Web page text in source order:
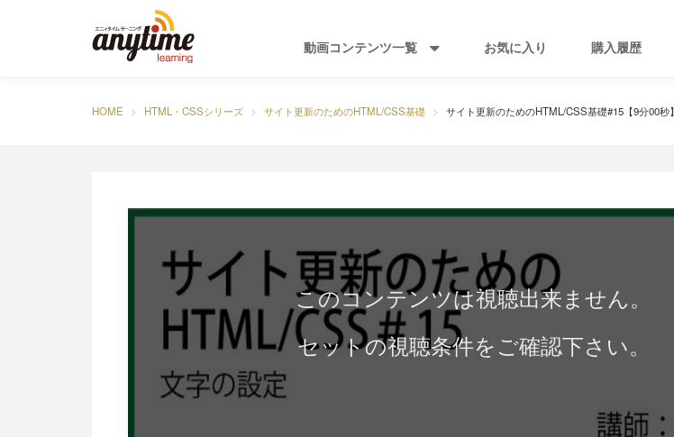
動画コンテンツ一覧 お気に入り 購入履歴
HOME HTML・CSSシリーズ サイト更新のためのHTML/CSS基礎 サイト更新のためのHTML/CSS基礎#15【9分00秒】
このコンテンツは視聴出来ません。
セットの視聴条件をご確認下さい。